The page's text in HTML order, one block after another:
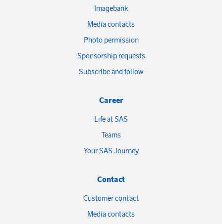
Imagebank
Media contacts
Photo permission
Sponsorship requests
Subscribe and follow
Career
Life at SAS
Teams
Your SAS Journey
Contact
Customer contact
Media contacts